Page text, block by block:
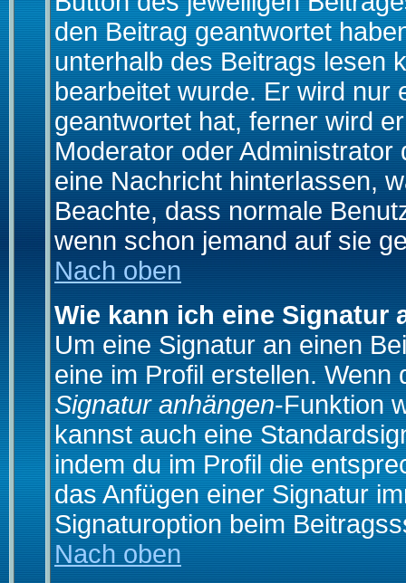
den Beitrag geantwortet
unterhalb des Beitrags lesen
bearbeitet wurde. Er wird nur
geantwortet hat, ferner wird
Moderator oder
eine Nachricht hinterlassen,
Beachte, dass normale
wenn schon jemand auf sie
Nach oben
Wie kann ich eine Signatur
Um eine Signatur an einen
eine im Profil erstellen.
Signatur anhängen-Funktion
kannst auch eine
indem du im Profil die
das Anfügen einer Signatur
Signaturoption beim
Nach oben